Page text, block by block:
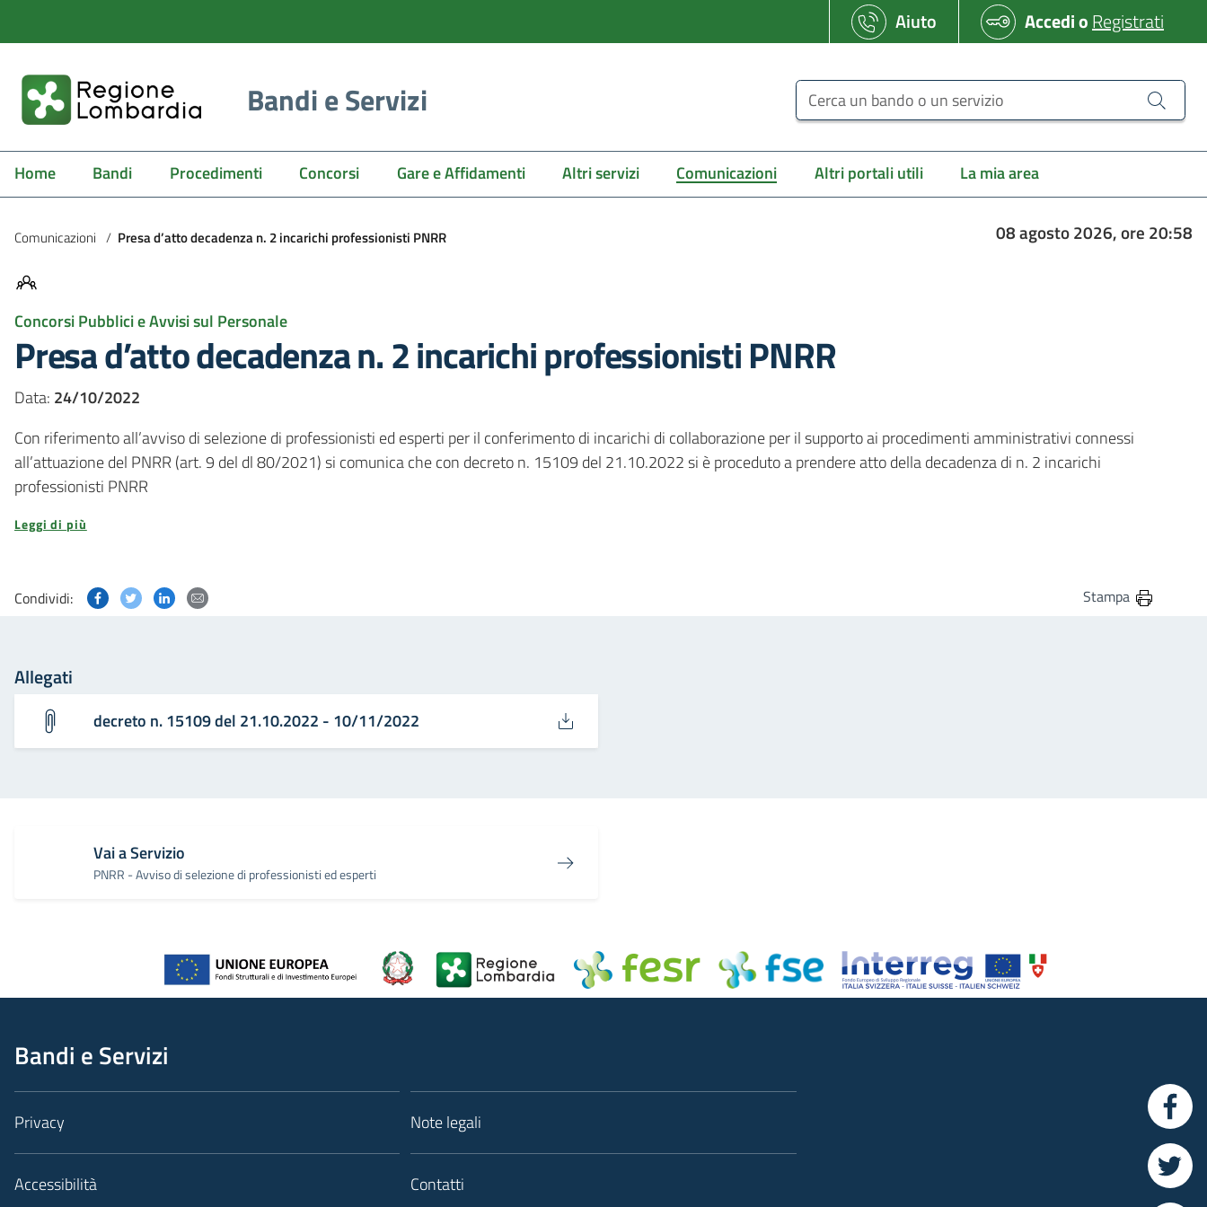
Aiuto AccedioRegistrati
Bandi e Servizi Cerca un bando o un servizio
Home Bandi Procedimenti Concorsi Gare e Affidamenti Altri servizi Comunicazioni Altri portali utili La mia area
Comunicazioni / Presa d’atto decadenza n. 2 incarichi professionisti PNRR 08 agosto 2026, ore 20:58
Concorsi Pubblici e Avvisi sul Personale
Presa d’atto decadenza n. 2 incarichi professionisti PNRR
Data: 24/10/2022
Con riferimento all’avviso di selezione di professionisti ed esperti per il conferimento di incarichi di collaborazione per il supporto ai procedimenti amministrativi connessi
all’attuazione del PNRR (art. 9 del dl 80/2021) si comunica che con decreto n. 15109 del 21.10.2022 si è proceduto a prendere atto della decadenza di n. 2 incarichi
professionisti PNRR
Leggi di più
Condividi: Condividi questa pagina su Facebook
Condividi questa pagina su Twitter
Condividi questa pagina su Linkedin Stampa
Allegati
decreto n. 15109 del 21.10.2022 - 10/11/2022
Vai a Servizio
PNRR - Avviso di selezione di professionisti ed esperti
Bandi e Servizi
Privacy
Accessibilità
Note legali
Contatti